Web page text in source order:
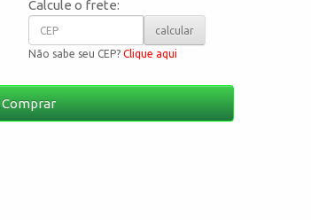
Calcule o frete:
calcular
Não sabe seu CEP?Clique aqui
Comprar